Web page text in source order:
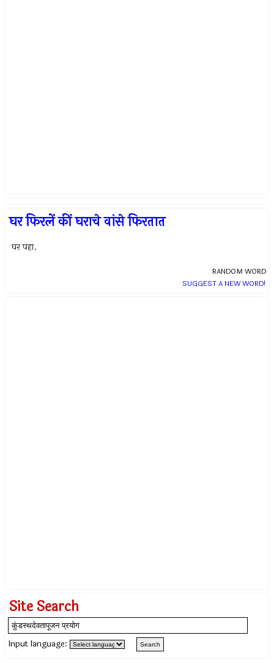
घर फिरलें कीं घराचे वांसे फिरतात
घर पहा.
RANDOM WORD
SUGGEST A NEW WORD!
Site Search
Input language: